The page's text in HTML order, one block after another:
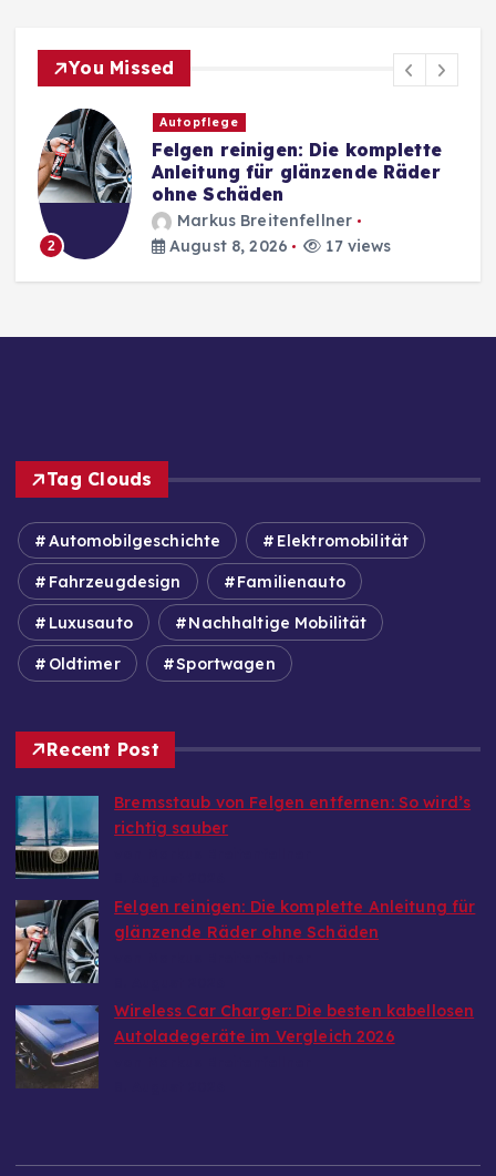
You Missed
Autozubehör
Wireless Car Charger: Die
besten kabellosen
Autoladegeräte im Vergleich
2026
Markus Breitenfellner
Tag Clouds
Automobilgeschichte Elektromobilität
Fahrzeugdesign Familienauto
Luxusauto Nachhaltige Mobilität
Oldtimer Sportwagen
Recent Post
Bremsstaub von Felgen entfernen: So wird’s
8. August 2026
Felgen reinigen: Die komplette Anleitung für
8. August 2026
Wireless Car Charger: Die besten kabellosen